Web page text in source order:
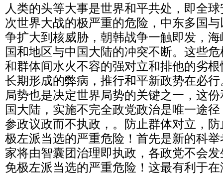
人类的头等大事是世界和平共处，即全
次世界大战的极严重的危险，中东多国
争扩大到核威胁，朝韩战争一触即发，
国和地区与中国大陆的冲突不断。这些
和群体间水火不容的强对立和排他的劣
长期形成的弊病，推行和平新政势在必
局势也是决定世界局势的关键之一，这
国大陆，实施不完全政党政治是唯一途
参政议政而不执政，。防止群体对立，
极左派当选的严重危险！首先是新的科
家将由智囊团治理即执政，各政党不会
免极左派当选的严重危险！这最有利于